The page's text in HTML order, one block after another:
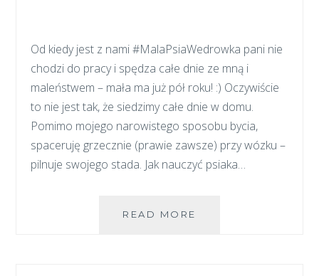
Od kiedy jest z nami #MalaPsiaWedrowka pani nie
chodzi do pracy i spędza całe dnie ze mną i
maleństwem – mała ma już pół roku! :) Oczywiście
to nie jest tak, że siedzimy całe dnie w domu.
Pomimo mojego narowistego sposobu bycia,
spaceruję grzecznie (prawie zawsze) przy wózku –
pilnuje swojego stada. Jak nauczyć psiaka…
READ MORE